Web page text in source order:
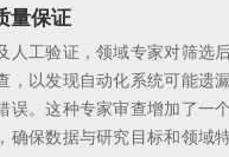
量保证
人工验证，领域专家对筛选
，以发现自动化系统可能遗
误。这种专家审查增加了一
确保数据与研究目标和领域